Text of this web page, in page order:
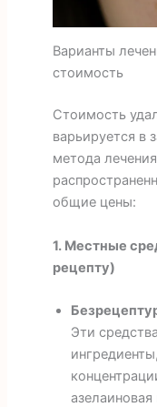
Варианты
стоимость
Стоимость
варьируется в
метода
общие цены:
1. Местные
рецепту)
Эти
азелаиновая